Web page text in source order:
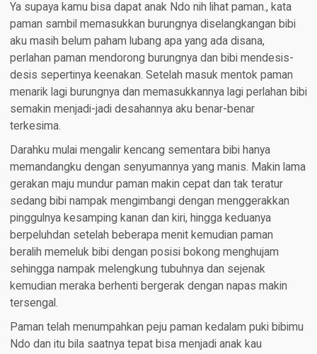
Ya supaya kamu bisa dapat anak Ndo nih lihat paman., kata
paman sambil memasukkan burungnya diselangkangan bibi
aku masih belum paham lubang apa yang ada disana,
perlahan paman mendorong burungnya dan bibi mendesis-
desis sepertinya keenakan. Setelah masuk mentok paman
menarik lagi burungnya dan memasukkannya lagi perlahan bibi
semakin menjadi-jadi desahannya aku benar-benar
terkesima.
Darahku mulai mengalir kencang sementara bibi hanya
memandangku dengan senyumannya yang manis. Makin lama
gerakan maju mundur paman makin cepat dan tak teratur
sedang bibi nampak mengimbangi dengan menggerakkan
pinggulnya kesamping kanan dan kiri, hingga keduanya
berpeluhdan setelah beberapa menit kemudian paman
beralih memeluk bibi dengan posisi bokong menghujam
sehingga nampak melengkung tubuhnya dan sejenak
kemudian meraka berhenti bergerak dengan napas makin
tersengal.
Paman telah menumpahkan peju paman kedalam puki bibimu
Ndo dan itu bila saatnya tepat bisa menjadi anak kau